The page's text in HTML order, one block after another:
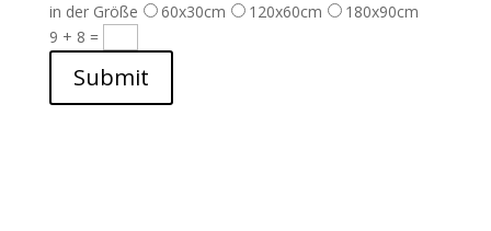
in der Größe
60x30cm 120x60cm
180x90cm
9 + 8 =
Submit